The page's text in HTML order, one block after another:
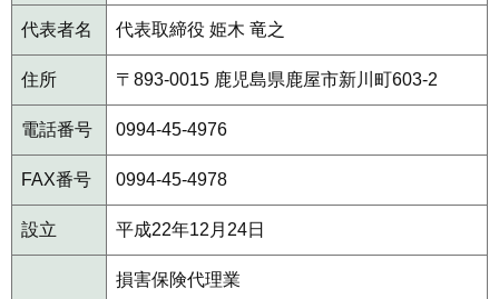
代表者名 代表取締役 姫木 竜之
住所 〒893-0015 鹿児島県鹿屋市新川町603-2
電話番号 0994-45-4976
FAX番号 0994-45-4978
設立 平成22年12月24日
損害保険代理業